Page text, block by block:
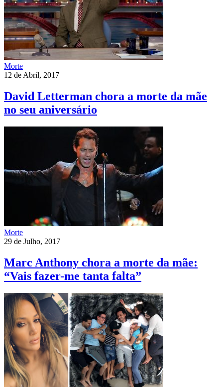
Morte
12 de Abril, 2017
David Letterman chora a morte da mãe
no seu aniversário
Morte
29 de Julho, 2017
Marc Anthony chora a morte da mãe:
“Vais fazer-me tanta falta”